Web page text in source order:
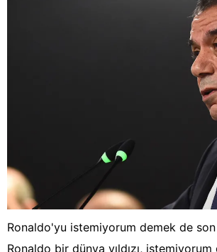
Ronaldo'yu istemiyorum demek de son
Ronaldo bir dünya yıldızı,